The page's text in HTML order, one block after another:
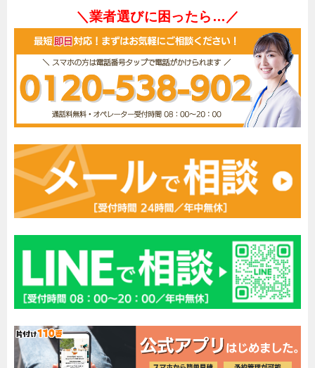
＼業者選びに困ったら…／